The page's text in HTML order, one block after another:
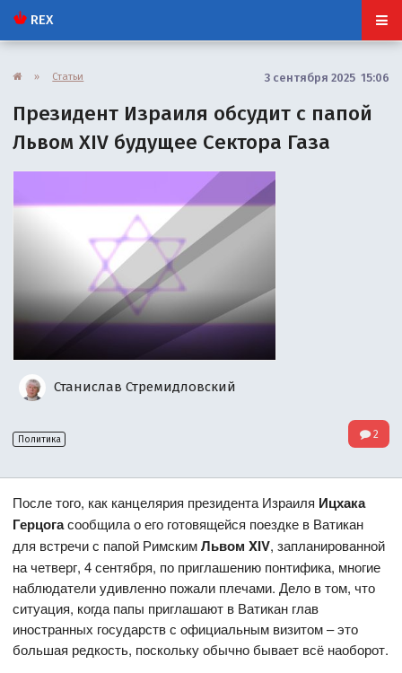
REX
» Статьи 3 сентября 2025 15:06
Президент Израиля обсудит с папой
Львом XIV будущее Сектора Газа
Станислав Стремидловский
Политика 2
После того, как канцелярия президента Израиля Ицхака
Герцогасообщила о его готовящейся поездке в Ватикан
для встречи с папой РимскимЛьвомXIV, запланированной
на четверг, 4 сентября, по приглашению понтифика, многие
наблюдатели удивленно пожали плечами. Дело в том, что
ситуация, когда папы приглашают в Ватикан глав
иностранных государств с официальным визитом – это
большая редкость, поскольку обычно бывает всё наоборот.